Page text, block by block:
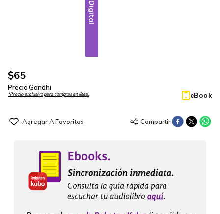
Digital
$65
Precio Gandhi
*Precio exclusivo para compras en línea. eBook